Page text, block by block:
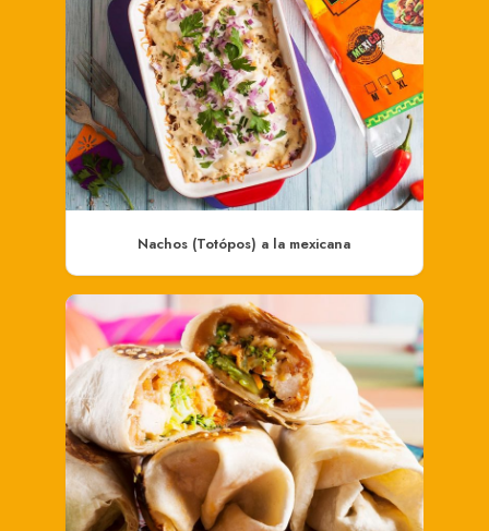
Nachos (Totópos) a la mexicana